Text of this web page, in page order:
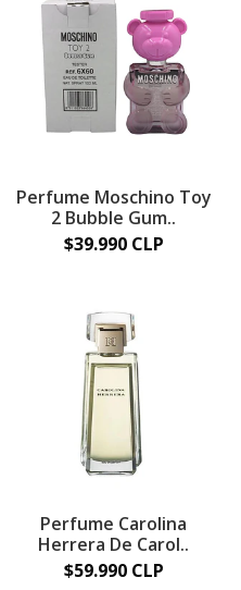
Perfume Moschino Toy
2 Bubble Gum..
$39.990 CLP
Perfume Carolina
Herrera De Carol..
$59.990 CLP